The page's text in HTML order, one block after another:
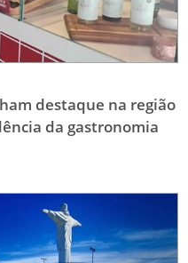
destaque na região
da gastronomia